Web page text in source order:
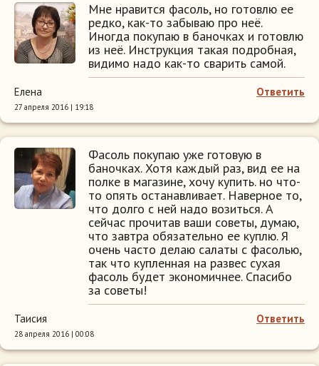
Мне нравится фасоль, но готовлю ее
редко, как-то забываю про неё.
Иногда покупаю в баночках и готовлю
из неё. Инструкция такая подробная,
видимо надо как-то сварить самой.
Ответить
Елена
27 апреля 2016 | 19:18
Фасоль покупаю уже готовую в
баночках. Хотя каждый раз, вид ее на
полке в магазине, хочу купить. но что-
то опять останавливает. Наверное то,
что долго с ней надо возиться. А
сейчас прочитав ваши советы, думаю,
что завтра обязательно ее куплю. Я
очень часто делаю салаты с фасолью,
так что купленная на развес сухая
фасоль будет экономичнее. Спасибо
за советы!
Ответить
Таисия
28 апреля 2016 | 00:08